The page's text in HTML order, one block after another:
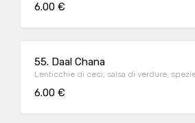
6.00 €
55. Daal Chana
Lenticchie di ceci, salsa di verdure,
6.00 €